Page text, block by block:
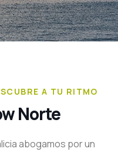
A TU RITMO
Norte
abogamos por un